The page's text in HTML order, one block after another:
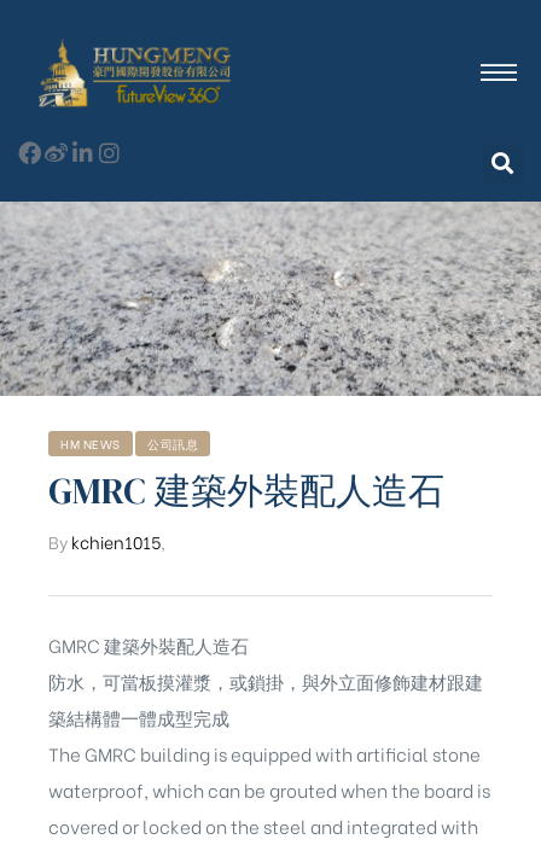
HM NEWS 公司訊息
GMRC 建築外裝配人造石
Bykchien1015
GMRC 建築外裝配人造石
防水，可當板摸灌漿，或鎖掛，與外立面修飾建材跟建
築結構體一體成型完成
The GMRC building is equipped with artificial stone
waterproof, which can be grouted when the board is
covered or locked on the steel and integrated with